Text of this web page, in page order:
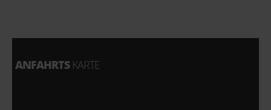
ANFAHRTSKARTE